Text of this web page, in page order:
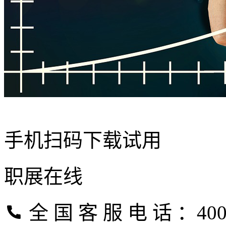
手机扫码下载试用
职展在线
全 国 客 服 电 话 ：